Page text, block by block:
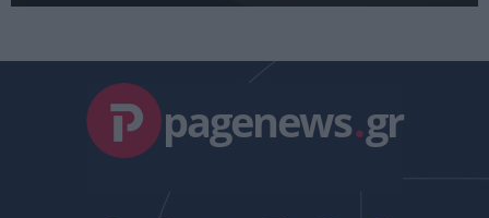
pagenews.gr